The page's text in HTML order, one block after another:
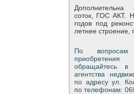
соток, ГОС АКТ.
годов под
летнее строение,
По
агентства
по адресу ул.
по телефонам: